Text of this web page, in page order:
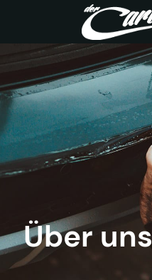
Über uns